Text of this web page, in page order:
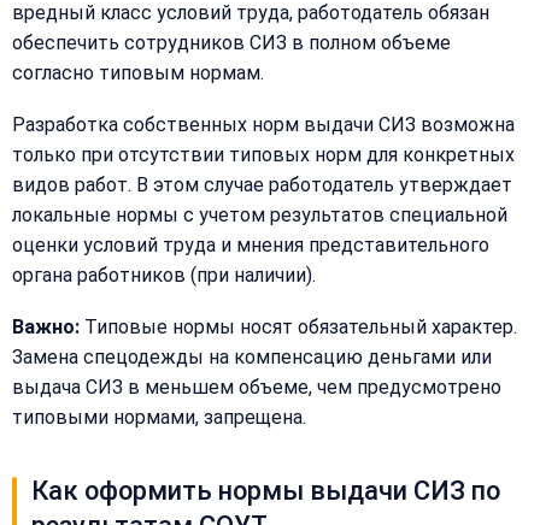
вредный класс условий труда, работодатель обязан
обеспечить сотрудников СИЗ в полном объеме
согласно типовым нормам.
Разработка собственных норм выдачи СИЗ возможна
только при отсутствии типовых норм для конкретных
видов работ. В этом случае работодатель утверждает
локальные нормы с учетом результатов специальной
оценки условий труда и мнения представительного
органа работников (при наличии).
Важно: Типовые нормы носят обязательный характер.
Замена спецодежды на компенсацию деньгами или
выдача СИЗ в меньшем объеме, чем предусмотрено
типовыми нормами, запрещена.
Как оформить нормы выдачи СИЗ по
Согласен на
данных
Получить расчёт
Добавить
комментарий
обработку
данных
Обычно
в течение
15 минут
Получить расчёт
Или
позвоните
(499)
995-